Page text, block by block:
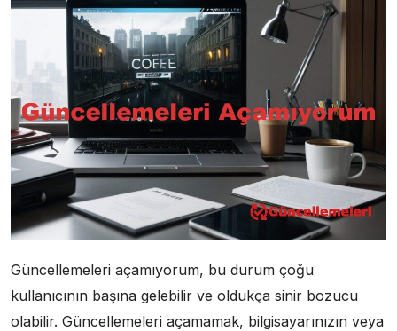
Güncellemeleri açamıyorum, bu durum çoğu
kullanıcının başına gelebilir ve oldukça sinir bozucu
olabilir. Güncellemeleri açamamak, bilgisayarınızın veya